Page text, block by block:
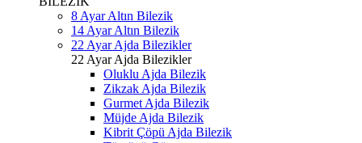
8 Ayar Altın Bilezik
14 Ayar Altın Bilezik
22 Ayar Ajda Bilezikler
22 Ayar Ajda Bilezikler
Oluklu Ajda Bilezik
Zikzak Ajda Bilezik
Gurmet Ajda Bilezik
Müjde Ajda Bilezik
Kibrit Çöpü Ajda Bilezik